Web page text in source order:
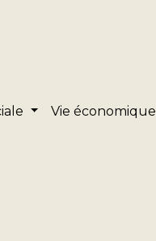
Vie économique